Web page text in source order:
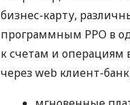
бизнес-карту,
программным РРО в
к счетам и операциям
через web клиент-